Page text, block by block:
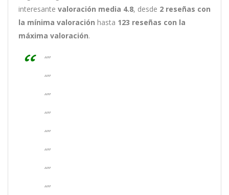
interesante valoración media 4.8, desde 2 reseñas con
la mínima valoración hasta 123 reseñas con la
máxima valoración.
“”
“”
“”
“”
“”
“”
“”
“”